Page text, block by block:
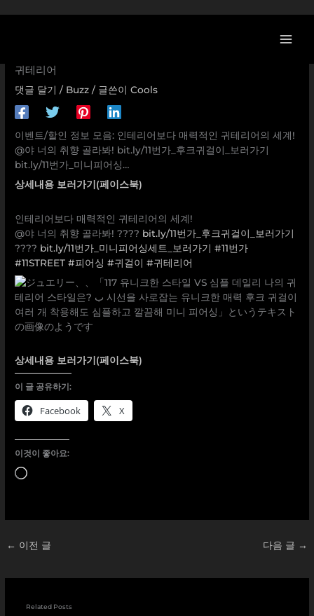
로
[11번가 할인/이벤트] 인테리어보다 매력적인 귀테리어의 세
계! @야 너의 취향 골라봐! bit.ly/11번가_후크귀걸이_보러가
귀테리어
댓글 달기 / Buzz / 글쓴이Cools
이벤트/할인 정보 모음: 인테리어보다 매력적인 귀테리어의 세계!
@야 너의 취향 골라봐! bit.ly/11번가_후크귀걸이_보러가기
bit.ly/11번가_미니피어싱…
상세내용 보러가기(페이스북)
인테리어보다 매력적인 귀테리어의 세계!
@야 너의 취향 골라봐! ???? bit.ly/11번가_후크귀걸이_보러가기
???? bit.ly/11번가_미니피어싱세트_보러가기 #11번가
#11STREET #피어싱 #귀걸이 #귀테리어
상세내용 보러가기(페이스북)
이 글 공유하기:
Facebook X
이것이 좋아요:
로
← 이전 글 다음 글 →
Related Posts